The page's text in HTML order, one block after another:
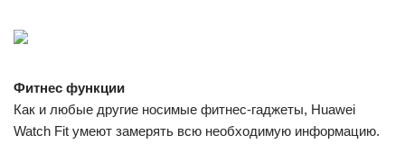
Фитнес функции
Как и любые другие носимые фитнес-гаджеты, Huawei
Watch Fit умеют замерять всю необходимую информацию.